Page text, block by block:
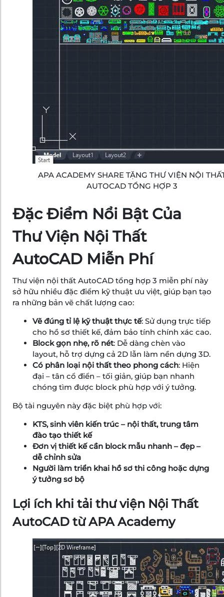
APA ACADEMY SHARE TẶNG THƯ VIỆN NỘI
AUTOCAD TỔNG HỢP 3
Đặc Điểm Nổi Bật Của
Thư Viện Nội Thất
AutoCAD Miễn Phí
Thư viện nội thất AutoCAD tổng hợp 3 miễn phí này
sở hữu nhiều đặc điểm kỹ thuật ưu việt, giúp bạn tạo
ra những bản vẽ chất lượng cao:
Vẽ đúng tỉ lệ kỹ thuật thực tế: Sử dụng trực tiếp
cho hồ sơ thiết kế, đảm bảo tính chính xác cao.
Block gọn nhẹ, rõ nét: Dễ dàng chèn vào
layout, hỗ trợ dựng cả 2D lẫn làm nền dựng 3D.
Có phân loại nội thất theo phong cách: Hiện
đại – tân cổ điển – tối giản, giúp bạn nhanh
chóng tìm được block phù hợp với ý tưởng.
Bộ tài nguyên này đặc biệt phù hợp với:
KTS, sinh viên kiến trúc – nội thất, trung tâm
đào tạo thiết kế
Đơn vị thiết kế cần block mẫu nhanh – đẹp –
dễ chỉnh sửa
Người làm triển khai hồ sơ thi công hoặc dựng
ý tưởng sơ bộ
Lợi ích khi tải thư viện Nội Thất
AutoCAD từ APA Academy